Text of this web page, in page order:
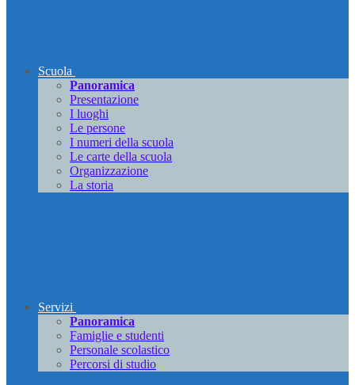
Scuola
Panoramica
Presentazione
I luoghi
Le persone
I numeri della scuola
Le carte della scuola
Organizzazione
La storia
Servizi
Panoramica
Famiglie e studenti
Personale scolastico
Percorsi di studio